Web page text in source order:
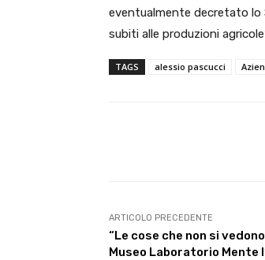
eventualmente decretato lo
subiti alle produzioni
TAGS alessio pascucci
ARTICOLO PRECEDENTE
“Le cose che non si
Museo Laboratorio Mente